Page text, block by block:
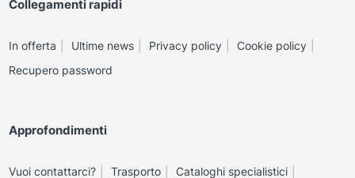
Collegamenti rapidi
In offerta Ultime news Privacy policy
Cookie policy
Recupero password
Approfondimenti
Vuoi contattarci? Trasporto Cataloghi specialistici